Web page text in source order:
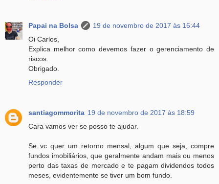
Papai na Bolsa
19 de novembro de 2017 às 16:44
Oi Carlos,
Explica melhor como devemos fazer o gerenciamento de
riscos.
Obrigado.
Responder
santiagommorita 19 de novembro de 2017 às 18:59
Cara vamos ver se posso te ajudar.
Se vc quer um retorno mensal, algum que seja, compre
fundos imobiliários, que geralmente andam mais ou menos
perto das taxas de mercado e te pagam dividendos todos
meses, evidentemente se tiver um bom fundo.